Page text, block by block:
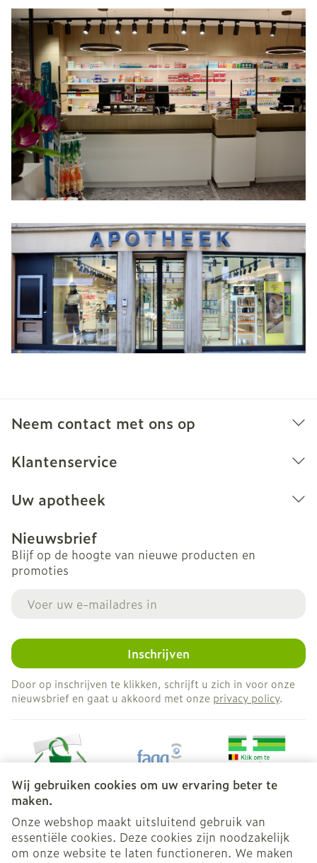
Wij gebruiken cookies om uw ervaring beter te
maken.
Onze webshop maakt uitsluitend gebruik van
essentiële cookies. Deze cookies zijn noodzakelijk
om onze website te laten functioneren. We maken
Neem contact met ons op
Klantenservice
Uw apotheek
Nieuwsbrief
Blijf op de hoogte van nieuwe producten en
promoties
Inschrijven
Door op inschrijven te klikken, schrijft u zich in voor onze
nieuwsbrief en gaat u akkoord met onze privacy policy.
Juridische links